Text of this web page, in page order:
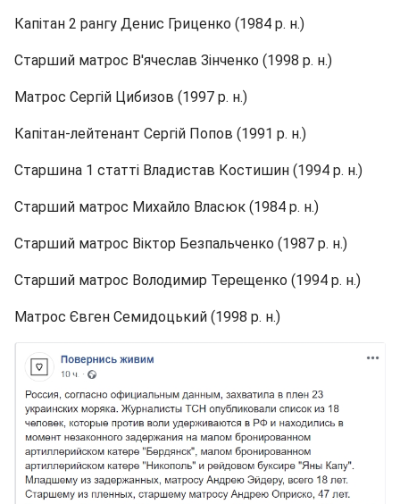
Капітан 2 рангу Денис Гриценко (1984 р. н.)
Старший матрос В'ячеслав Зінченко (1998 р. н.)
Матрос Сергій Цибизов (1997 р. н.)
Капітан-лейтенант Сергій Попов (1991 р. н.)
Старшина 1 статті Владистав Костишин (1994 р. н.)
Старший матрос Михайло Власюк (1984 р. н.)
Старший матрос Віктор Безпальченко (1987 р. н.)
Старший матрос Володимир Терещенко (1994 р. н.)
Матрос Євген Семидоцький (1998 р. н.)